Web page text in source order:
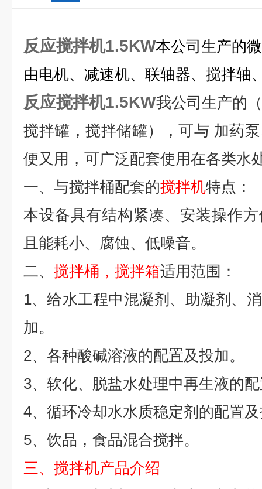
反应搅拌机1.5KW本公司生产的
由电机、减速机、联轴器、搅拌轴
反应搅拌机1.5KW我公司生产的
搅拌罐，搅拌储罐），可与 加药
便又用，可广泛配套使用在各类水
一、与搅拌桶配套的搅拌机特点：
本设备具有结构紧凑、安装操作
且能耗小、腐蚀、低噪音。
二、 搅拌桶，搅拌箱适用范围：
1、给水工程中混凝剂、助凝剂、
加。
2、各种酸碱溶液的配置及投加。
3、软化、脱盐水处理中再生液的
4、循环冷却水水质稳定剂的配置
5、饮品，食品混合搅拌。
三、搅拌机产品介绍